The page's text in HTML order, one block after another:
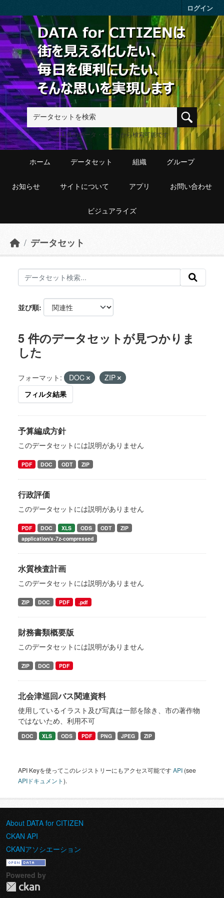
ログイン
411件のデータ・セットから検索可能です
ホーム データセット 組織 グループ
お知らせ サイトについて アプリ お問い合わせ
ビジュアライズ
データセット
並び順
5 件のデータセットが見つかりま
した
フォーマット: DOC
ZIP
フィルタ結果
予算編成方針
このデータセットには説明がありません
PDF DOC ODT ZIP
行政評価
このデータセットには説明がありません
PDF DOC XLS ODS ODT
ZIP
application/x-7z-compressed
水質検査計画
このデータセットには説明がありません
ZIP DOC PDF .pdf
財務書類概要版
このデータセットには説明がありません
ZIP DOC PDF
北会津巡回バス関連資料
使用しているイラスト及び写真は一部を除き、市の著作物
ではないため、利用不可
DOC XLS ODS PDF PNG JPEG ZIP
API Keyを使ってこのレジストリーにもアクセス可能ですAPI (see
APIドキュメント).
About DATA for CITIZEN
CKAN API
CKANアソシエーション
Powered by